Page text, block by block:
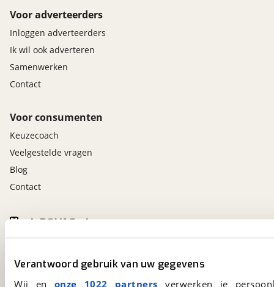
Verantwoord gebruik van uw gegevens
Wij en onze 1022 partners verwerken je
Voor adverteerders
Inloggen adverteerders
Ik wil ook adverteren
Samenwerken
Contact
Voor consumenten
Keuzecoach
Veelgestelde vragen
Blog
Contact
viaBOVAG.nl app